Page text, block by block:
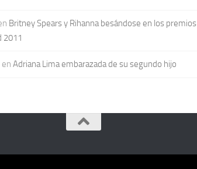
Britney Spears y Rihanna besándose en los premios
2011
en Adriana Lima embarazada de su segundo hijo